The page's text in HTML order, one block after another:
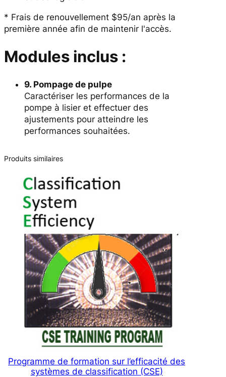
* Frais de renouvellement $95/an après la
première année afin de maintenir l'accès.
Modules inclus :
9. Pompage de pulpe
Caractériser les performances de la
pompe à lisier et effectuer des
ajustements pour atteindre les
performances souhaitées.
Produits similaires
Programme de formation sur l’efficacité des
systèmes de classification (CSE)